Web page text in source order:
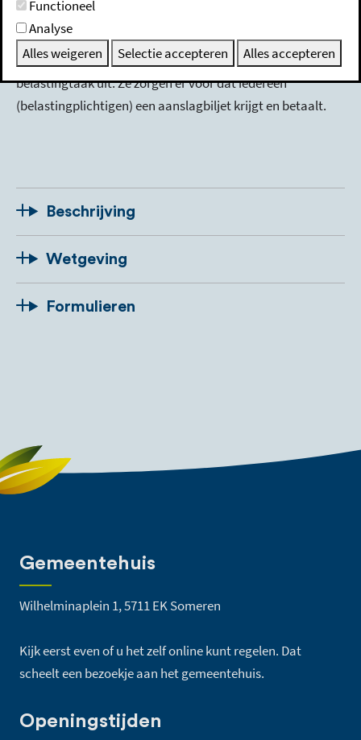
een betalingsregeling aan bij de Belastingsamenwerking
Oost-Brabant (BSOB).BSOB voert voor 2 waterschappen
en 12 gemeentes, waaronder de gemeente Someren, de
belastingtaak uit. Ze zorgener voordat iedereen
(belastingplichtigen) een aanslagbiljet krijgt en betaalt.
Beschrijving
Wetgeving
Formulieren
Gemeentehuis
Wilhelminaplein 1, 5711 EK Someren
Kijk eerst even of u het zelf online kunt regelen. Dat
scheelt een bezoekje aan het gemeentehuis.
Openingstijden
Functioneel
Analyse
Alles weigeren
Selectie accepteren Alles accepteren